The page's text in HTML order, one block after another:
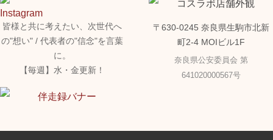
皆様と共に考えたい、次世代へ
の"想い" / 代表者の"信念"を言葉
に。
【毎週】水・金更新！
〒630-0245 奈良県生駒市北新
町2-4 MOIビル1F
奈良県公安委員会 第
641020000567号